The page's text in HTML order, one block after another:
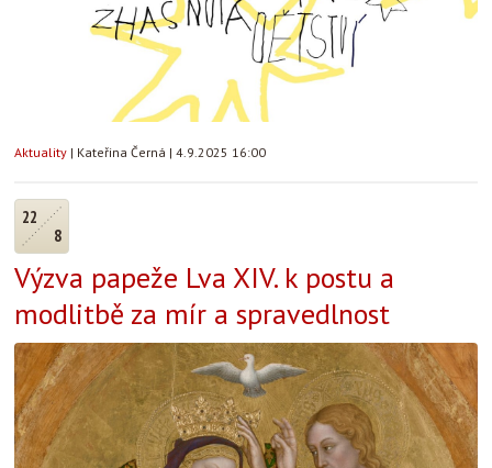
Aktuality | Kateřina Černá | 4.9.2025 16:00
22
8
Výzva papeže Lva XIV. k postu a
modlitbě za mír a spravedlnost